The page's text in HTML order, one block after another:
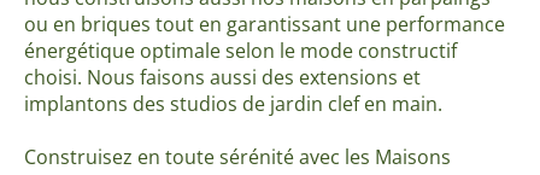
ou en briques tout en garantissant une performance
énergétique optimale selon le mode constructif
choisi. Nous faisons aussi des extensions et
implantons des studios de jardin clef en main.
Construisez en toute sérénité avec les Maisons